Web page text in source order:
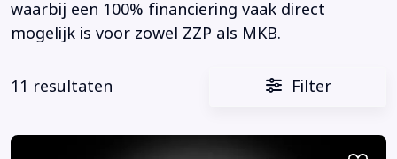
waarbij een 100% financiering vaak direct
mogelijk is voor zowel ZZP als MKB.
11 resultaten Filter